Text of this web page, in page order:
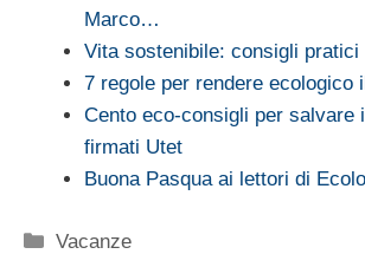
Marco…
Vita sostenibile: consigli
7 regole per rendere ecologico
Cento eco-consigli per salvare
firmati Utet
Buona Pasqua ai lettori di
Categorie
Vacanze